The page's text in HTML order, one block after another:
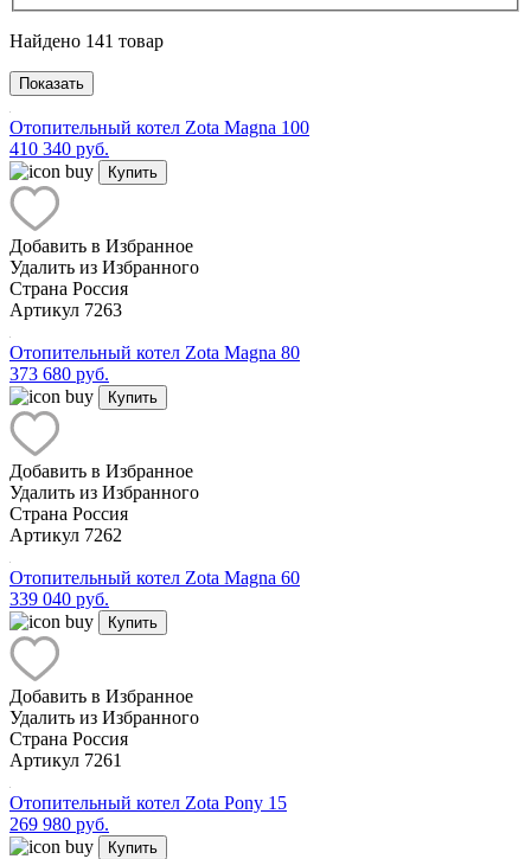
Найдено 141 товар
Показать
Отопительный котел Zota Magna 100
410 340 руб.
Купить
Добавить в Избранное
Удалить из Избранного
Страна Россия
Артикул 7263
Отопительный котел Zota Magna 80
373 680 руб.
Купить
Добавить в Избранное
Удалить из Избранного
Страна Россия
Артикул 7262
Отопительный котел Zota Magna 60
339 040 руб.
Купить
Добавить в Избранное
Удалить из Избранного
Страна Россия
Артикул 7261
Отопительный котел Zota Pony 15
269 980 руб.
Купить